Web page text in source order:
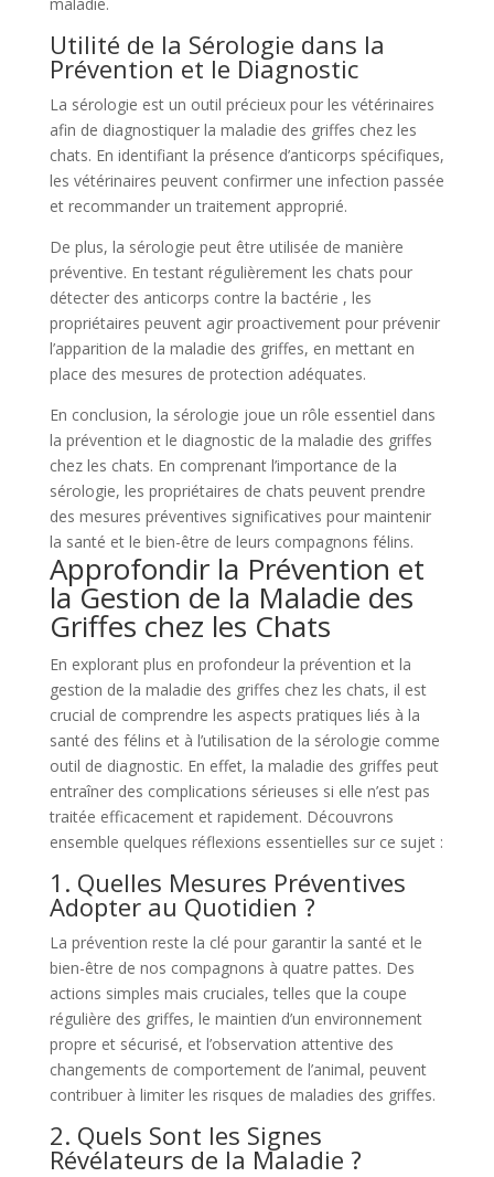
Utilité de la Sérologie dans la
Prévention et le Diagnostic
La sérologie est un outil précieux pour les vétérinaires
afin de diagnostiquer la maladie des griffes chez les
chats. En identifiant la présence d’anticorps spécifiques,
les vétérinaires peuvent confirmer une infection passée
et recommander un traitement approprié.
De plus, la sérologie peut être utilisée de manière
préventive. En testant régulièrement les chats pour
détecter des anticorps contre la bactérie , les
propriétaires peuvent agir proactivement pour prévenir
l’apparition de la maladie des griffes, en mettant en
place des mesures de protection adéquates.
En conclusion, la sérologie joue un rôle essentiel dans
la prévention et le diagnostic de la maladie des griffes
chez les chats. En comprenant l’importance de la
sérologie, les propriétaires de chats peuvent prendre
des mesures préventives significatives pour maintenir
la santé et le bien-être de leurs compagnons félins.
Approfondir la Prévention et
la Gestion de la Maladie des
Griffes chez les Chats
En explorant plus en profondeur la prévention et la
gestion de la maladie des griffes chez les chats, il est
crucial de comprendre les aspects pratiques liés à la
santé des félins et à l’utilisation de la sérologie comme
outil de diagnostic. En effet, la maladie des griffes peut
entraîner des complications sérieuses si elle n’est pas
traitée efficacement et rapidement. Découvrons
ensemble quelques réflexions essentielles sur ce sujet :
1. Quelles Mesures Préventives
Adopter au Quotidien ?
La prévention reste la clé pour garantir la santé et le
bien-être de nos compagnons à quatre pattes. Des
actions simples mais cruciales, telles que la coupe
régulière des griffes, le maintien d’un environnement
propre et sécurisé, et l’observation attentive des
changements de comportement de l’animal, peuvent
contribuer à limiter les risques de maladies des griffes.
2. Quels Sont les Signes
Révélateurs de la Maladie ?